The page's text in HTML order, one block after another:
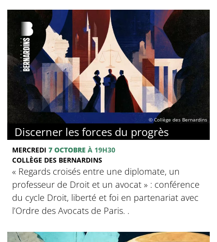
© Collège des Bernardins
Discerner les forces du progrès
MERCREDI 7 OCTOBRE À 19H30
COLLÈGE DES BERNARDINS
‍« Regards croisés entre une diplomate, un
professeur de Droit et un avocat » : conférence
du cycle Droit, liberté et foi en partenariat avec
l’Ordre des Avocats de Paris. .